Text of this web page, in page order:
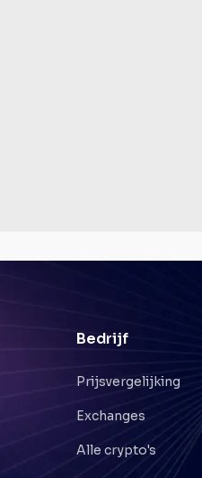
Bedrijf
Prijsvergelijking
Exchanges
Alle crypto's